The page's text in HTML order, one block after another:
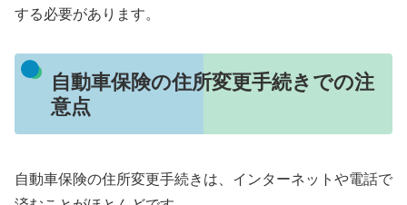
する必要があります。
自動車保険の住所変更手続きでの注
意点
自動車保険の住所変更手続きは、インターネットや電話で